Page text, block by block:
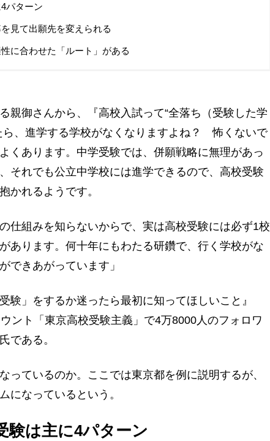
パターン
見て出願先を変えられる
に合わせた「ルート」がある
親御さんから、『高校入試って“全落ち（受験した学
ら、進学する学校がなくなりますよね？ 怖くないで
くあります。中学受験では、併願戦略に無理があっ
それでも公立中学校には進学できるので、高校受験
かれるようです。
仕組みを知らないからで、実は高校受験には必ず1校
あります。何十年にもわたる研鑽で、行く学校がな
できあがっています」
」をするか迷ったら最初に知ってほしいこと』
ント「東京高校受験主義」で4万8000人のフォロワ
である。
ているのか。ここでは東京都を例に説明するが、
になっているという。
験は主に4パターン